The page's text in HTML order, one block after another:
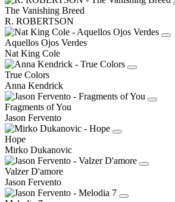
The Vanishing Breed
R. ROBERTSON
Aquellos Ojos Verdes
Nat King Cole
True Colors
Anna Kendrick
Fragments of You
Jason Fervento
Hope
Mirko Dukanovic
Valzer D'amore
Jason Fervento